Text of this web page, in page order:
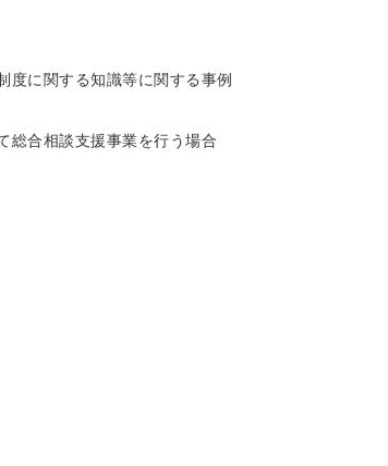
度に関する知識等に関する事例
総合相談支援事業を行う場合